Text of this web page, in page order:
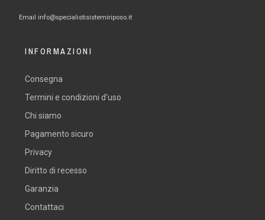
Email info@specialistisistemiriposo.it
INFORMAZIONI
Consegna
Termini e condizioni d'uso
Chi siamo
Pagamento sicuro
Privacy
Diritto di recesso
Garanzia
Contattaci